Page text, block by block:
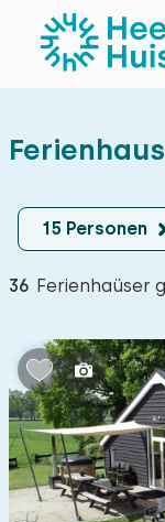
15
Ihr
Ihr Urlaubsziel
Anreise und
15 Personen
Populare Filter
Sauna
Außen-Spa
15 Personen
36 Ferienhaüser